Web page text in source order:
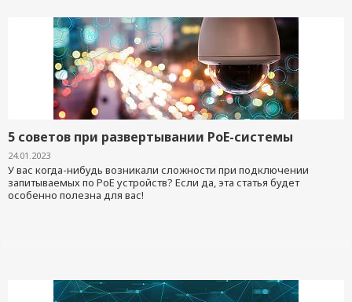
5 советов при развертывании PoE-системы
24.01.2023
У вас когда-нибудь возникали сложности при подключении
запитываемых по PoE устройств? Если да, эта статья будет
особенно полезна для вас!